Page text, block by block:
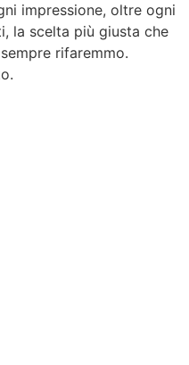
impressione, oltre ogni
la scelta più giusta che
rifaremmo.